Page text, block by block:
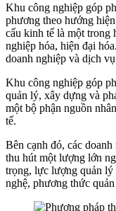
Khu công nghiệp góp
phương theo hướng
cấu kinh tế là một trong
nghiệp hóa, hiện đại
doanh nghiệp và dịch
Khu công nghiệp góp
quản lý, xây dựng và
một bộ phận nguồn
tế.
Bên cạnh đó, các
thu hút một lượng lớn
trọng, lực lượng quản lý
nghệ, phương thức